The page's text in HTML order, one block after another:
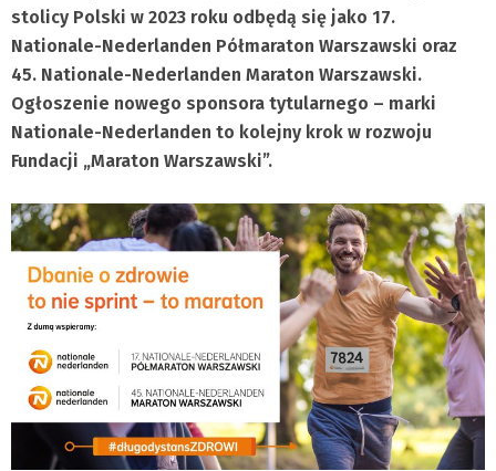
stolicy Polski w 2023 roku odbędą się jako 17.
Nationale-Nederlanden Półmaraton Warszawski oraz
45. Nationale-Nederlanden Maraton Warszawski.
Ogłoszenie nowego sponsora tytularnego – marki
Nationale-Nederlanden to kolejny krok w rozwoju
Fundacji „Maraton Warszawski”.